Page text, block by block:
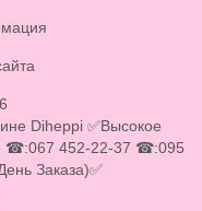
Diheppi ✅Высокое
☎:067 452-22-37 ☎:095
Заказа)✅